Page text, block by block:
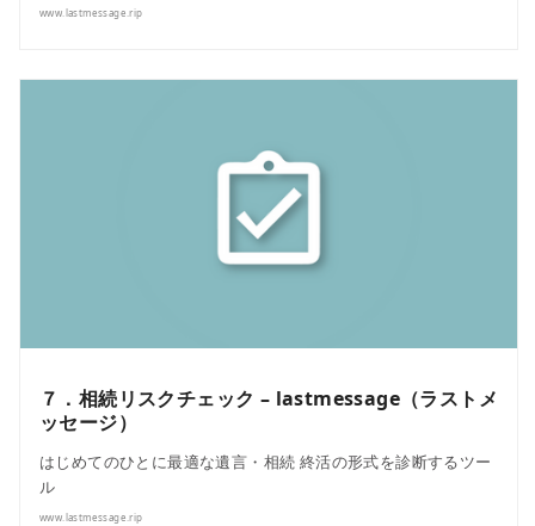
www.lastmessage.rip
７．相続リスクチェック – lastmessage（ラストメ
ッセージ）
はじめてのひとに最適な遺言・相続 終活の形式を診断するツー
ル
www.lastmessage.rip